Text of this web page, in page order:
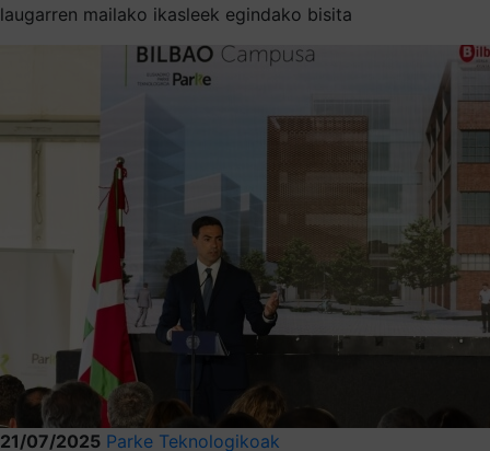
laugarren mailako ikasleek egindako bisita
21/07/2025 Parke Teknologikoak